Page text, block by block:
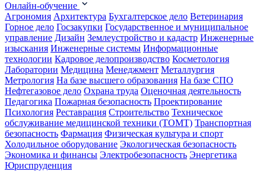
Онлайн-обучение
Агрономия Архитектура Бухгалтерское дело Ветеринария
Горное дело Госзакупки Государственное и муниципальное
управление Дизайн Землеустройство и кадастр Инженерные
изыскания Инженерные системы Информационные
технологии Кадровое делопроизводство Косметология
Лаборатории Медицина Менеджмент Металлургия
Метрология На базе высшего образования На базе СПО
Нефтегазовое дело Охрана труда Оценочная деятельность
Педагогика Пожарная безопасность Проектирование
Психология Реставрация Строительство Техническое
обслуживание медицинской техники (ТОМТ) Транспортная
безопасность Фармация Физическая культура и спорт
Холодильное оборудование Экологическая безопасность
Экономика и финансы Электробезопасность Энергетика
Юриспруденция